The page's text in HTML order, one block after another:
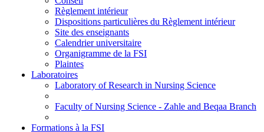
Règlement intérieur
Dispositions particulières du Règlement intérieur
Site des enseignants
Calendrier universitaire
Organigramme de la FSI
Plaintes
Laboratoires
Laboratory of Research in Nursing Science
Faculty of Nursing Science - Zahle and Beqaa Branch
Formations à la FSI